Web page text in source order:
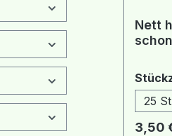
Nett
25
3,50